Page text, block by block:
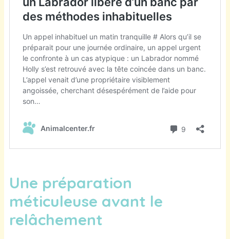
Une préparation
méticuleuse avant le
relâchement